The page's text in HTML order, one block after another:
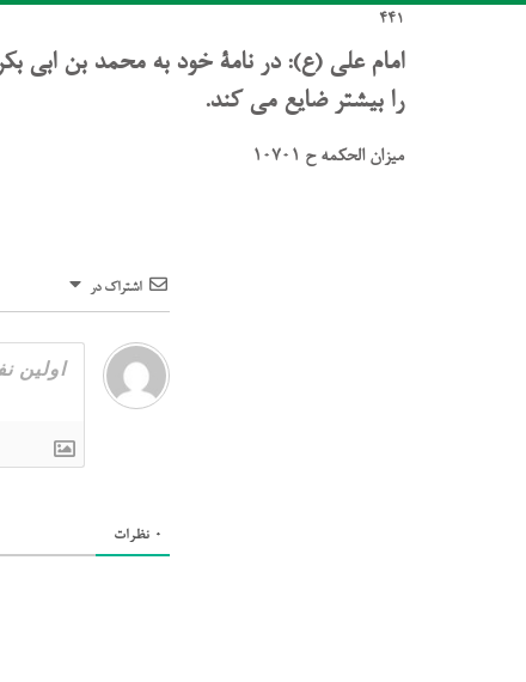
441
امام علی (ع): در نامۀ خود به محمد بن ابی
را بیشتر ضایع می کند.
میزان الحکمه ح 10701
اشتراک در
0 نظرات